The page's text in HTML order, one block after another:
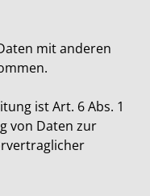
mit anderen
ist Art. 6 Abs. 1
von Daten zur